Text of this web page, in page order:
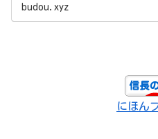
budou.xyz
にほん